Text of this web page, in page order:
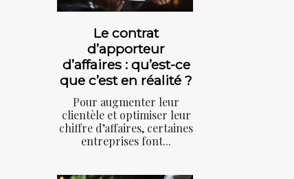
Le contrat
d’apporteur
d’affaires : qu’est-ce
que c’est en réalité ?
Pour augmenter leur
clientèle et optimiser leur
chiffre d’affaires, certaines
entreprises font...